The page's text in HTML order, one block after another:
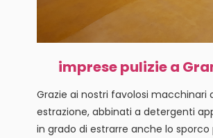
imprese pulizie a
Grazie ai nostri favolosi macchinari
estrazione, abbinati a detergenti
in grado di estrarre anche lo